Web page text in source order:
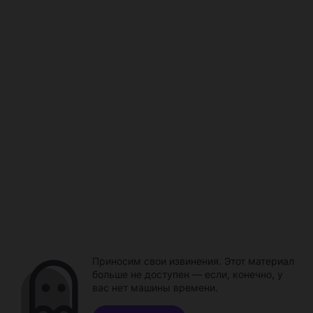
Приносим свои извинения. Этот материал
больше не доступен — если, конечно, у
вас нет машины времени.